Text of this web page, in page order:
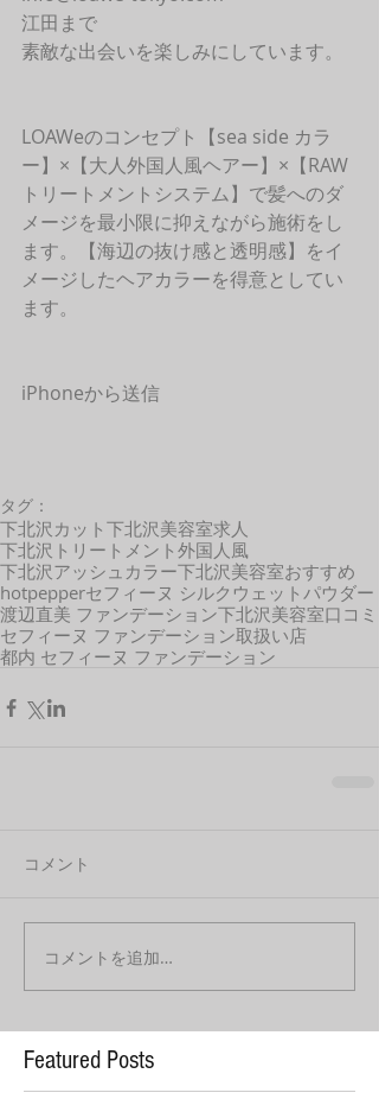
江田まで
素敵な出会いを楽しみにしています。
LOAWeのコンセプト【sea side カラ
ー】×【大人外国人風ヘアー】×【RAW
トリートメントシステム】で髪へのダ
メージを最小限に抑えながら施術をし
ます。【海辺の抜け感と透明感】をイ
メージしたヘアカラーを得意としてい
ます。
iPhoneから送信
タグ：
下北沢カット 下北沢美容室求人
下北沢トリートメント 外国人風
下北沢アッシュカラー下北沢美容室おすすめ
hotpepperセフィーヌ シルクウェットパウダー
渡辺直美 ファンデーション下北沢美容室口コミ
セフィーヌ ファンデーション取扱い店
都内 セフィーヌ ファンデーション
コメント
コメントを追加…
Featured Posts